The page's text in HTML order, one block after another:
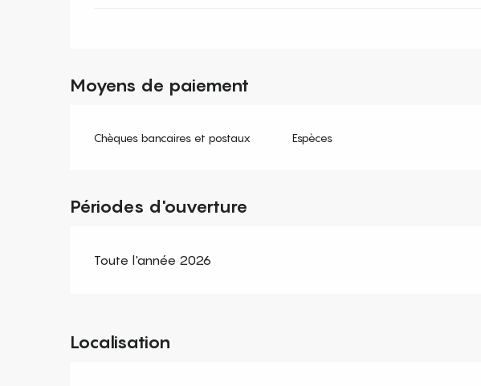
Moyens de paiement
Chèques bancaires et postaux Espèces
Périodes d'ouverture
Toute l'année 2026
Localisation